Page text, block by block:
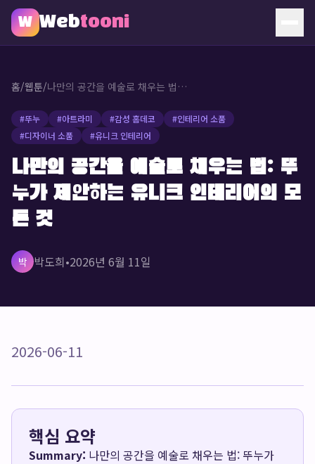
W Webtooni
소개
문의
홈/웹툰/ 나만의 공간을 예술로 채우는 법: 뚜누가 제안하는 유니크 인테리어의 모든 것
#뚜누 #아트라미 #감성 홈데코 #인테리어 소품
#디자이너 소품 #유니크 인테리어
나만의 공간을 예술로 채우는 법: 뚜
누가 제안하는 유니크 인테리어의 모
든 것
박 박도희•2026년 6월 11일
2026-06-11
핵심 요약
Summary: 나만의 공간을 예술로 채우는 법: 뚜누가